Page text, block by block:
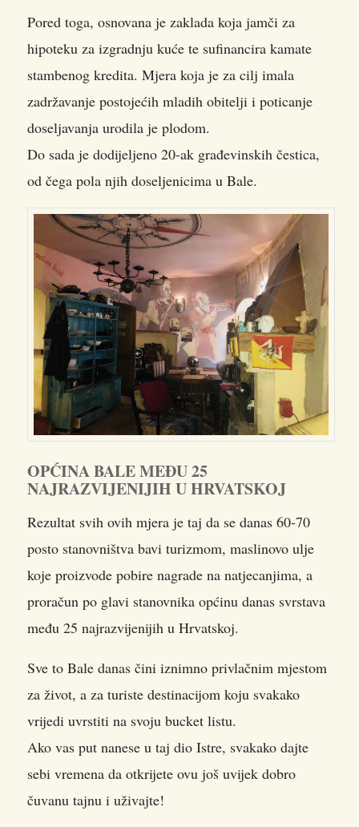
Pored toga, osnovana je zaklada koja jamči za
hipoteku za izgradnju kuće te sufinancira kamate
stambenog kredita. Mjera koja je za cilj imala
zadržavanje postojećih mladih obitelji i poticanje
doseljavanja urodila je plodom.
Do sada je dodijeljeno 20-ak građevinskih čestica,
od čega pola njih doseljenicima u Bale.
OPĆINA BALE MEĐU 25
NAJRAZVIJENIJIH U HRVATSKOJ
Rezultat svih ovih mjera je taj da se danas 60-70
posto stanovništva bavi turizmom, maslinovo ulje
koje proizvode pobire nagrade na natjecanjima, a
proračun po glavi stanovnika općinu danas svrstava
među 25 najrazvijenijih u Hrvatskoj.
Sve to Bale danas čini iznimno privlačnim mjestom
za život, a za turiste destinacijom koju svakako
vrijedi uvrstiti na svoju bucket listu.
Ako vas put nanese u taj dio Istre, svakako dajte
sebi vremena da otkrijete ovu još uvijek dobro
čuvanu tajnu i uživajte!